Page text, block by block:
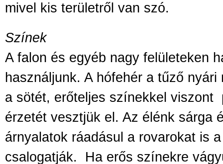
mivel kis területről van szó.
Színek
A falon és egyéb nagy felületeken
használjunk. A hófehér a tűző
a sötét, erőteljes színekkel viszont
érzetét vesztjük el. Az élénk sárga
árnyalatok ráadásul a rovarokat is
csalogatják.
Ha erős színekre